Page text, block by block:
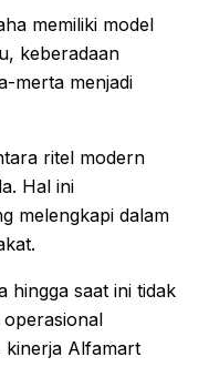
memiliki model
keberadaan
merta menjadi
ritel modern
Hal ini
melengkapi dalam
hingga saat ini tidak
kinerja Alfamart